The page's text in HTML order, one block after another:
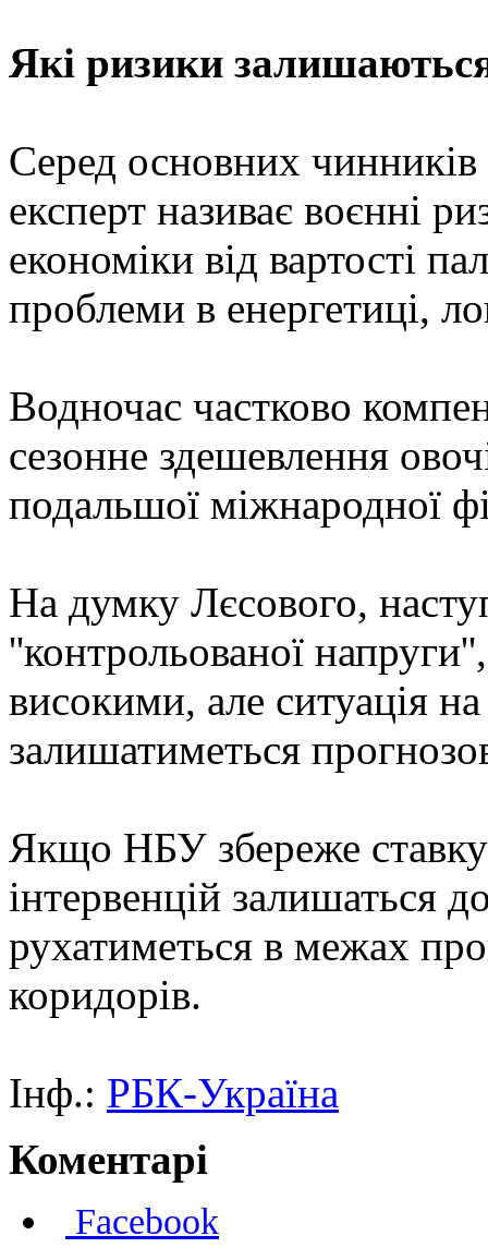
Які ризики
Серед основних
експерт називає воєнні
економіки від вартості
проблеми в енергетиці,
Водночас частково
сезонне здешевлення
подальшої міжнародної
На думку Лєсового,
''контрольованої
високими, але ситуація
залишатиметься
Якщо НБУ збереже ставку
інтервенцій залишаться
рухатиметься в межах
коридорів.
Інф.: РБК-Україна
Коментарі
Facebook